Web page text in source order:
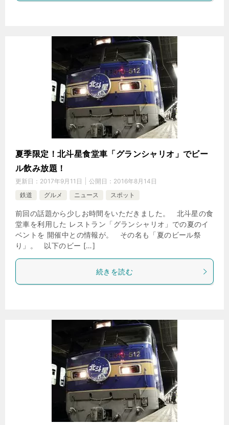
夏季限定！北斗星食堂車「グランシャリオ」でビー
ル飲み放題！
更新日： 2017年9月11日 公開日： 2016年8月14日
鉄道
グルメ ニュース スポット
前回の話題から少しお時間をいただきました。 北斗星の食
堂車を利用した レストラン「グランシャリオ」での夏のイ
ベントを 開催中との情報が。 その名も「夏のビール祭
り」。 以下のビー […]
続きを読む